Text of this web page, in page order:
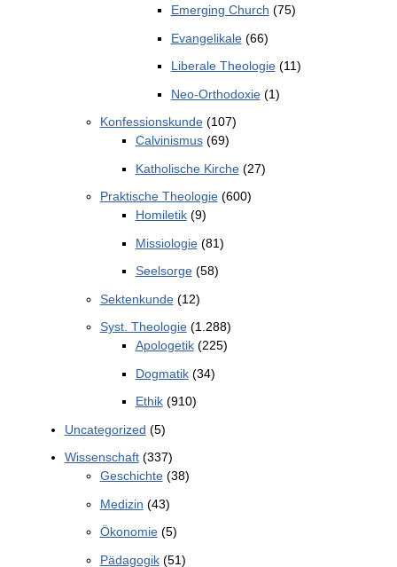
Emerging Church (75)
Evangelikale(66)
Liberale Theologie(11)
Neo-Orthodoxie(1)
Konfessionskunde(107)
Calvinismus(69)
Katholische Kirche(27)
Praktische Theologie(600)
Homiletik(9)
Missiologie(81)
Seelsorge(58)
Sektenkunde(12)
Syst. Theologie(1.288)
Apologetik(225)
Dogmatik(34)
Ethik(910)
Uncategorized (5)
Wissenschaft(337)
Geschichte(38)
Medizin (43)
Ökonomie(5)
Pädagogik(51)